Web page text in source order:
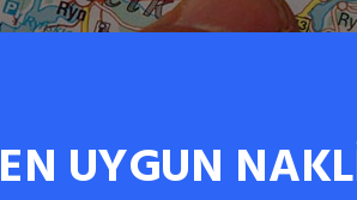
EN UYGUN